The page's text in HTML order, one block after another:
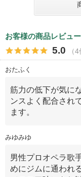
お客様の商品レビュー
5.0 （4
おたふく
筋力の低下が気に
ンスよく配合され
ます。
みゆみゆ
男性プロオペラ歌
めにジムに通われ